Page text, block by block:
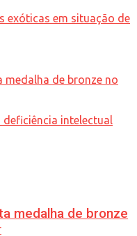
medalha de bronze